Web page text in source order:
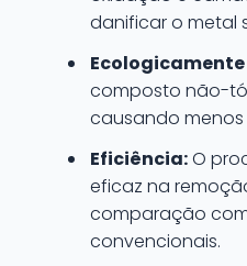
danificar o metal
composto não-
causando
Eficiência:O
eficaz na
comparação
convencionais.